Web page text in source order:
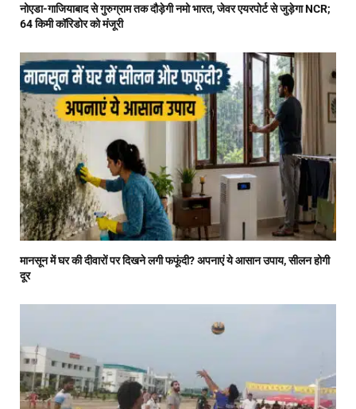
नोएडा-गाजियाबाद से गुरुग्राम तक दौड़ेगी नमो भारत, जेवर एयरपोर्ट से जुड़ेगा NCR;
64 किमी कॉरिडोर को मंजूरी
मानसून में घर की दीवारों पर दिखने लगी फफूंदी? अपनाएं ये आसान उपाय, सीलन होगी
दूर